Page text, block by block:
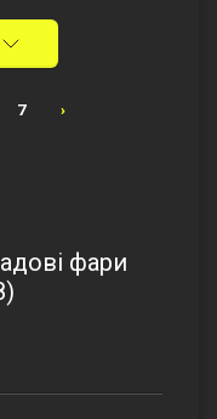
7 ›
фари